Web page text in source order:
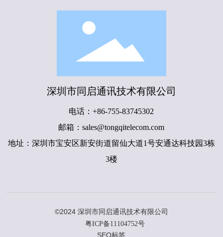
深圳市同启通讯技术有限公司
电话：+86-755-83745302
邮箱：sales@tongqitelecom.com
地址：深圳市宝安区新安街道留仙大道1号安通达科技园3栋
3楼​
©2024 深圳市同启通讯技术有限公司
粤ICP备11104752号
SEO标签